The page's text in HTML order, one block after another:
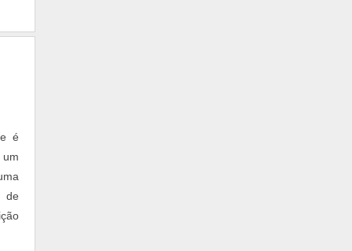
é
um
de